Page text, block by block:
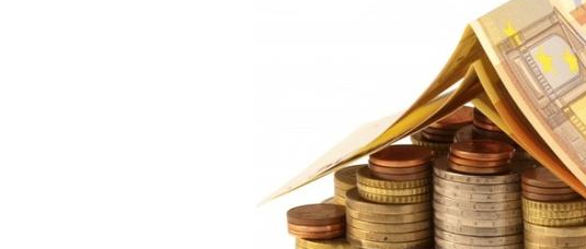
最大杠杆
80美元
最低入金
888倍
最大杠杆
50美元
最低入金
100倍
最大杠杆